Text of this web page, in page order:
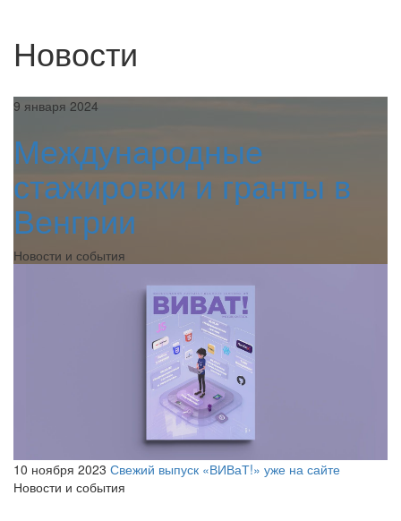
Новости
9 января 2024
Международные
стажировки и гранты в
Венгрии
Новости и события
10 ноября 2023 Свежий выпуск «ВИВаТ!» уже на сайте
Новости и события